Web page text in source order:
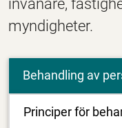
invånare,
myndigheter.
Behandling av
Principer för